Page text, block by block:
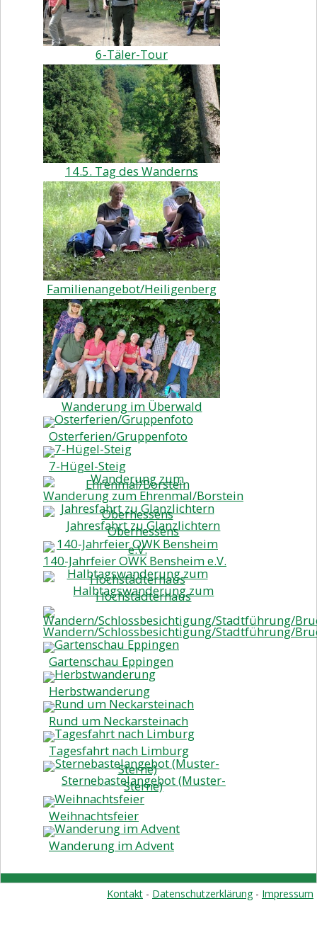
Wanderheime
Vorstand
Mitgliedschaft
Anmeldeformular
(AGB)
6-Täler-Tour
14.5. Tag des Wanderns
Familienangebot/Heiligenberg
Wanderung im Überwald
Osterferien/Gruppenfoto
7-Hügel-Steig
Wanderung zum Ehrenmal/Borstein
Jahresfahrt zu Glanzlichtern
Oberhessens
140-Jahrfeier OWK Bensheim e.V.
Halbtagswanderung zum
Hochstädterhaus
Wandern/Schlossbesichtigung/Stadtführung/
Gartenschau Eppingen
Herbstwanderung
Rund um Neckarsteinach
Tagesfahrt nach Limburg
Sternebastelangebot (Muster-
Sterne)
Weihnachtsfeier
Wanderung im Advent
Kontakt - Datenschutzerklärung- Impressum